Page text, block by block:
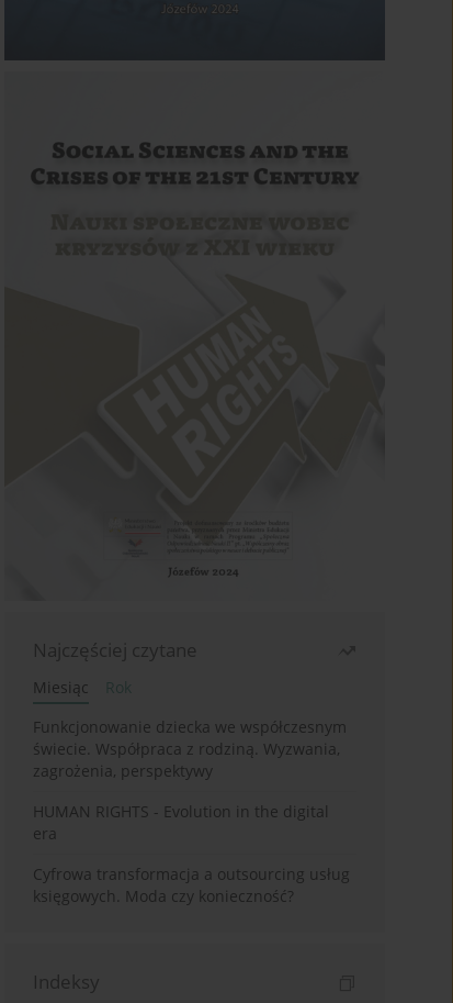
Najczęściej czytane
Miesiąc
Rok
Funkcjonowanie dziecka we współczesnym
świecie. Współpraca z rodziną. Wyzwania,
zagrożenia, perspektywy
HUMAN RIGHTS - Evolution in the digital
era
Cyfrowa transformacja a outsourcing usług
księgowych. Moda czy konieczność?
Indeksy